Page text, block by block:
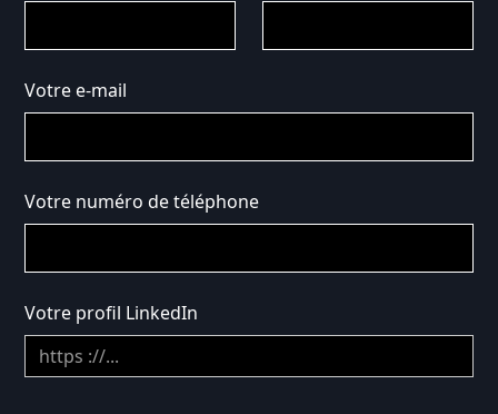
Votre e-mail
Votre numéro de téléphone
Votre profil LinkedIn